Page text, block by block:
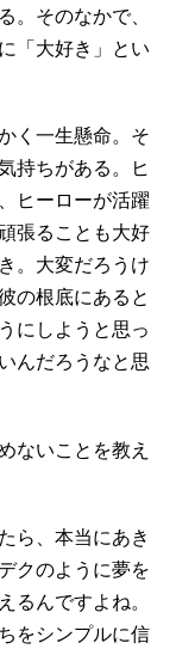
そのなかで、
「大好き」とい
く一生懸命。そ
持ちがある。ヒ
ヒーローが活躍
張ることも大好
。大変だろうけ
の根底にあると
にしようと思っ
んだろうなと思
ないことを教え
ら、本当にあき
クのように夢を
んですよね。
をシンプルに信